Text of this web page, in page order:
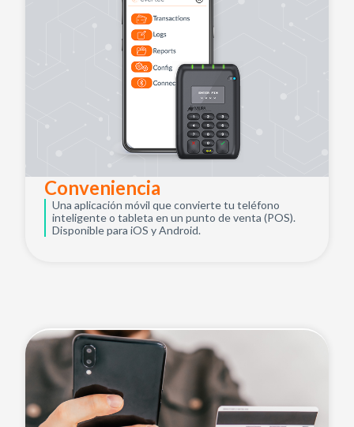
Conveniencia
Una aplicación móvil que convierte tu teléfono
inteligente o tableta en un punto de venta (POS).
Disponible para iOS y Android.